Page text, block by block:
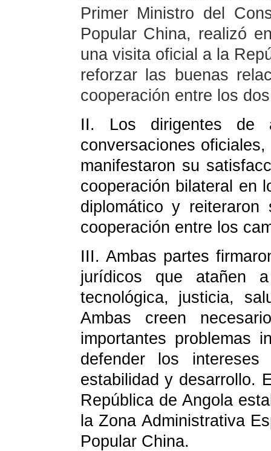
Primer Ministro del
Popular China, realizó
una visita oficial a la
reforzar las buenas
cooperación entre los
II. Los dirigentes de
conversaciones
manifestaron su
cooperación bilateral en
diplomático y
cooperación entre los
III. Ambas partes
jurídicos que atañen
tecnológica, justicia,
Ambas creen
importantes problemas
defender los
estabilidad y desarrollo.
República de Angola
la Zona Administrativa
Popular China.